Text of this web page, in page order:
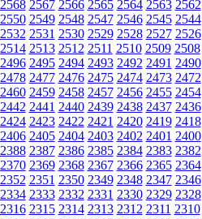
2568 2567 2566 2565 2564 2563 2562
2550 2549 2548 2547 2546 2545 2544
2532 2531 2530 2529 2528 2527 2526
2514 2513 2512 2511 2510 2509 2508
2496 2495 2494 2493 2492 2491 2490
2478 2477 2476 2475 2474 2473 2472
2460 2459 2458 2457 2456 2455 2454
2442 2441 2440 2439 2438 2437 2436
2424 2423 2422 2421 2420 2419 2418
2406 2405 2404 2403 2402 2401 2400
2388 2387 2386 2385 2384 2383 2382
2370 2369 2368 2367 2366 2365 2364
2352 2351 2350 2349 2348 2347 2346
2334 2333 2332 2331 2330 2329 2328
2316 2315 2314 2313 2312 2311 2310